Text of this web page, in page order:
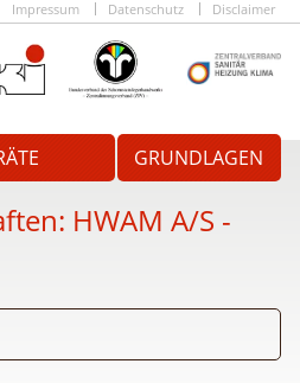
Impressum Datenschutz Disclaimer
GRUNDLAGEN
HWAM A/S -